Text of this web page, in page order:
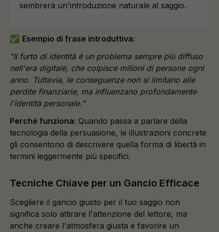
sembrerà un'introduzione naturale al saggio.
✅ Esempio di frase introduttiva:
"Il furto di identità è un problema sempre più diffuso
nell'era digitale, che colpisce milioni di persone ogni
anno. Tuttavia, le conseguenze non si limitano alle
perdite finanziarie, ma influenzano profondamente
l'identità personale."
Perché funziona: Quando passa a parlare della
tecnologia della persuasione, le illustrazioni concrete
gli consentono di descrivere quella forma di libertà in
termini leggermente più specifici.
Tecniche Chiave per un Gancio Efficace
Scegliere il gancio giusto per il tuo saggio non
significa solo attirare l'attenzione del lettore, ma
anche creare l'atmosfera giusta e favorire un